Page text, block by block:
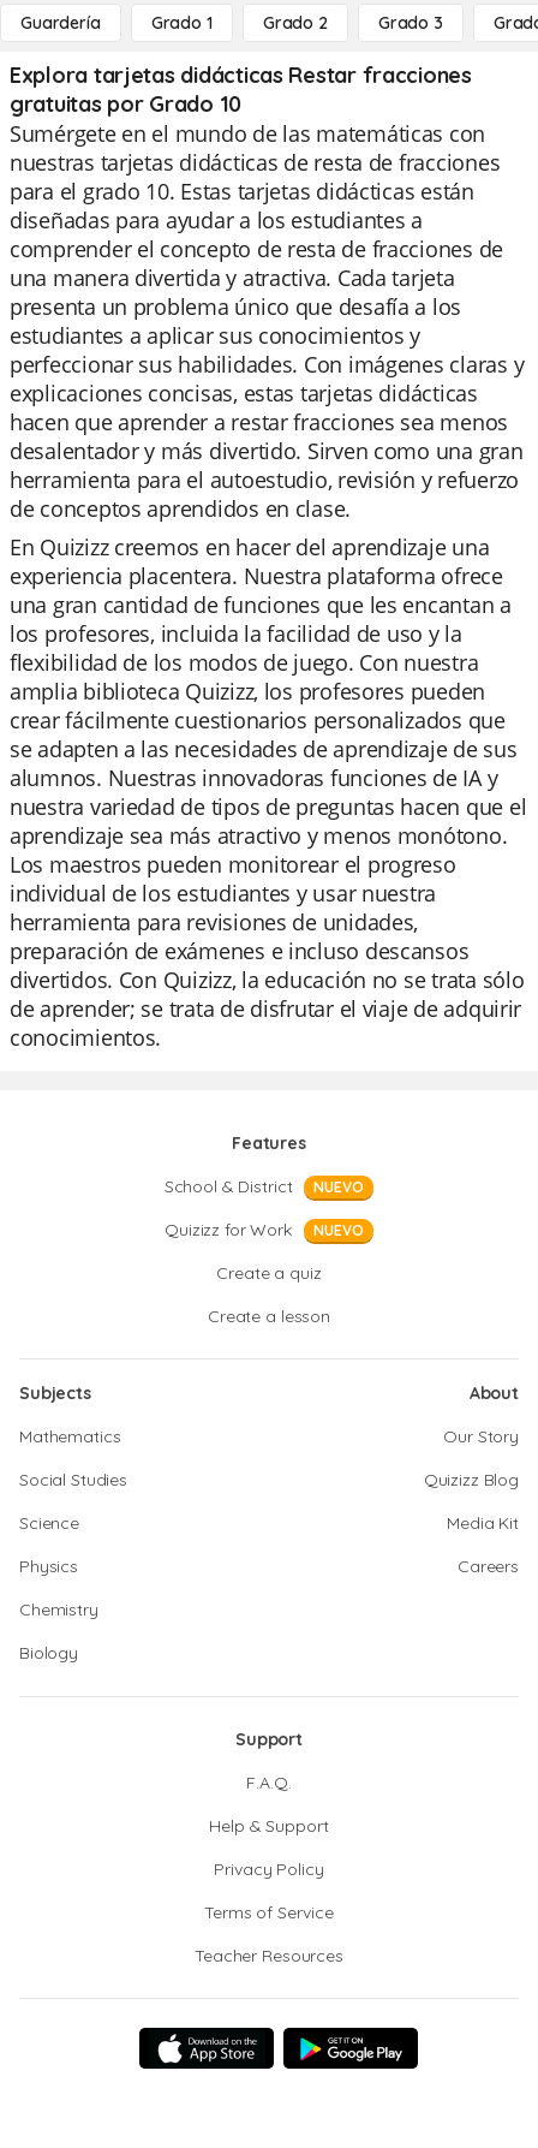
Guardería Grado 1 Grado 2 Grado 3
Explora tarjetas didácticas Restar fracciones
gratuitas por Grado 10
Sumérgete en el mundo de las matemáticas con
nuestras tarjetas didácticas de resta de fracciones
para el grado 10. Estas tarjetas didácticas están
diseñadas para ayudar a los estudiantes a
comprender el concepto de resta de fracciones de
una manera divertida y atractiva. Cada tarjeta
presenta un problema único que desafía a los
estudiantes a aplicar sus conocimientos y
perfeccionar sus habilidades. Con imágenes claras y
explicaciones concisas, estas tarjetas didácticas
hacen que aprender a restar fracciones sea menos
desalentador y más divertido. Sirven como una gran
herramienta para el autoestudio, revisión y refuerzo
de conceptos aprendidos en clase.
En Quizizz creemos en hacer del aprendizaje una
experiencia placentera. Nuestra plataforma ofrece
una gran cantidad de funciones que les encantan a
los profesores, incluida la facilidad de uso y la
flexibilidad de los modos de juego. Con nuestra
amplia biblioteca Quizizz, los profesores pueden
crear fácilmente cuestionarios personalizados que
se adapten a las necesidades de aprendizaje de sus
alumnos. Nuestras innovadoras funciones de IA y
nuestra variedad de tipos de preguntas hacen que el
aprendizaje sea más atractivo y menos monótono.
Los maestros pueden monitorear el progreso
individual de los estudiantes y usar nuestra
herramienta para revisiones de unidades,
preparación de exámenes e incluso descansos
divertidos. Con Quizizz, la educación no se trata sólo
de aprender; se trata de disfrutar el viaje de adquirir
conocimientos.
Features
School & District
NUEVO
Quizizz for Work NUEVO
Create a quiz
Create a lesson
Subjects
Mathematics
Social Studies
Science
Physics
Chemistry
Biology
About
Our Story
Quizizz Blog
Media Kit
Careers
Support
F.A.Q.
Help & Support
Privacy Policy
Terms of Service
Teacher Resources